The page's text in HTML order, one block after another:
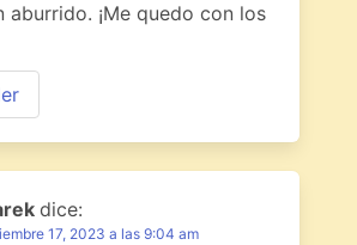
aburrido. ¡Me quedo con los
dice:
17, 2023 a las 9:04 am